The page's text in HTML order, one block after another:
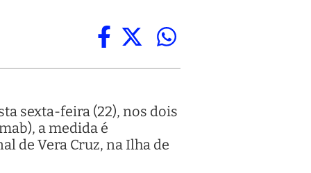
sexta-feira (22), nos dois
a medida é
de Vera Cruz, na Ilha de